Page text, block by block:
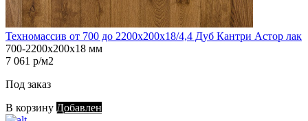
Техномассив от 700 до 2200х200х18/4,4 Дуб Кантри Астор лак
700-2200х200х18 мм
7 061 р/м2
Под заказ
В корзину Добавлен